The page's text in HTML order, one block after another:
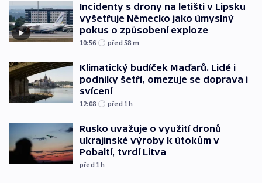
Incidenty s drony na letišti v Lipsku
vyšetřuje Německo jako úmyslný
pokus o způsobení exploze
10:56 před 58 m
Klimatický budíček Maďarů. Lidé i
podniky šetří, omezuje se doprava i
svícení
12:08 před 1h
Rusko uvažuje o využití dronů
ukrajinské výroby k útokům v
Pobaltí, tvrdí Litva
před 1h